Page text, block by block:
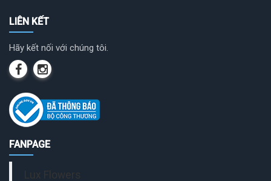
LIÊN KẾT
Hãy kết nối với chúng tôi.
FANPAGE
Lux Flowers